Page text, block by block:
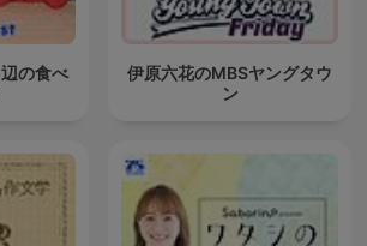
の食べ
伊原六花のMBSヤングタウ
ン